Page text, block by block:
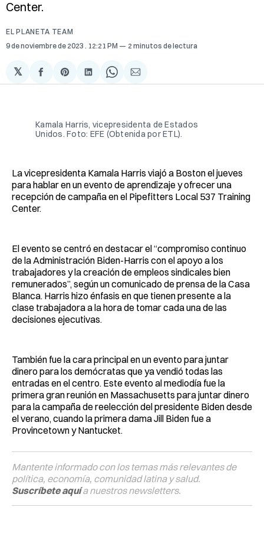
Center.
EL PLANETA TEAM
9 de noviembre de 2023 . 12:21 PM 2 minutos de lectura
𝕏
Compartir
en
Share
on
Compartir
en
Share
on
Compartir
via
Kamala Harris, vicepresidenta de Estados
Unidos. Foto: EFE (Obtenida por ETL).
La vicepresidenta Kamala Harris viajó a Boston el jueves
para hablar en un evento de aprendizaje y ofrecer una
recepción de campaña en el Pipefitters Local 537 Training
Center.
El evento se centró en destacar el “compromiso continuo
de la Administración Biden-Harris con el apoyo a los
trabajadores y la creación de empleos sindicales bien
remunerados”, según un comunicado de prensa de la Casa
Blanca. Harris hizo énfasis en que tienen presente a la
clase trabajadora a la hora de tomar cada una de las
decisiones ejecutivas.
También fue la cara principal en un evento para juntar
dinero para los demócratas que ya vendió todas las
entradas en el centro. Este evento al mediodía fue la
primera gran reunión en Massachusetts para juntar dinero
para la campaña de reelección del presidente Biden desde
el verano, cuando la primera dama Jill Biden fue a
Provincetown y Nantucket.
Mantente informado con los temas más relevantes de
política, economía, comunidad latina y salud.
Suscríbete aquía nuestros newsletters.